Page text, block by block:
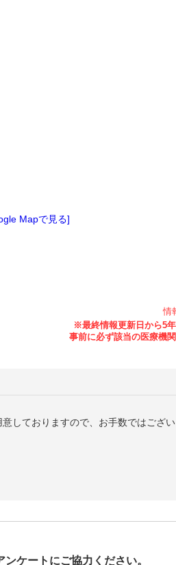
Mapで見る]
情
しておりますので、お手数ではござ
ンケートにご協力ください。